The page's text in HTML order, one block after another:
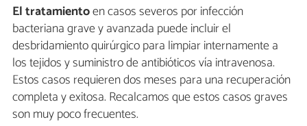
El tratamientoen casos severos por infección
bacteriana grave y avanzada puede incluir el
desbridamiento quirúrgico para limpiar internamente a
los tejidos y suministro de antibióticos vía intravenosa.
Estos casos requieren dos meses para una recuperación
completa y exitosa. Recalcamos que estos casos graves
son muy poco frecuentes.